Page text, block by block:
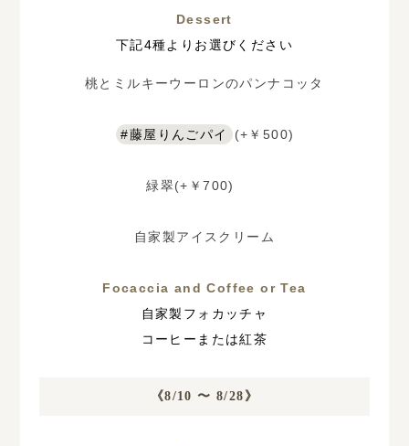
Dessert
下記4種よりお選びください
桃とミルキーウーロンのパンナコッタ
#藤屋りんごパイ (+￥500)
緑翠(+￥700)
自家製アイスクリーム
Focaccia and Coffee or Tea
自家製フォカッチャ
コーヒーまたは紅茶
《8/10 〜 8/28》